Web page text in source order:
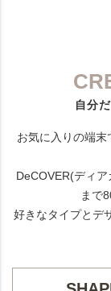
自分
お気に入りの端
DeCOVER(ディ
まで
好きなタイプとデ